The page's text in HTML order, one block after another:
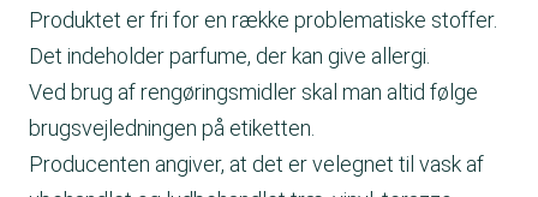
Produktet er fri for en række problematiske stoffer.
Det indeholder parfume, der kan give allergi.
Ved brug af rengøringsmidler skal man altid følge
brugsvejledningen på etiketten.
Producenten angiver, at det er velegnet til vask af